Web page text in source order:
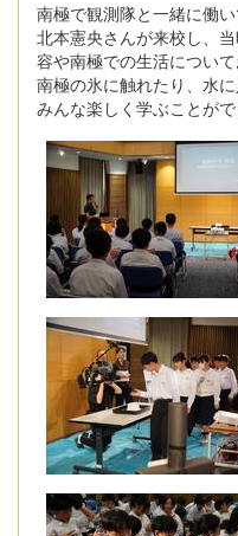
南極で観測隊と一緒に働
北本憲央さんが来校し、
容や南極での生活につい
南極の氷に触れたり、水
みんな楽しく学ぶことがで